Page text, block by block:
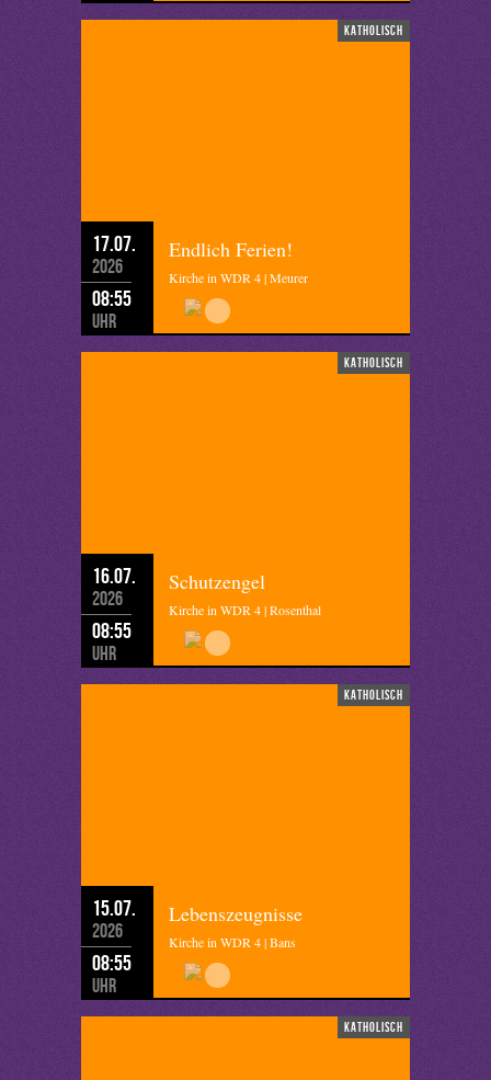
katholisch
17.07.
2026
08:55
Uhr
Endlich Ferien!
Kirche in WDR 4 | Meurer
katholisch
16.07.
2026
08:55
Uhr
Schutzengel
Kirche in WDR 4 | Rosenthal
katholisch
15.07.
2026
08:55
Uhr
Lebenszeugnisse
Kirche in WDR 4 | Bans
katholisch